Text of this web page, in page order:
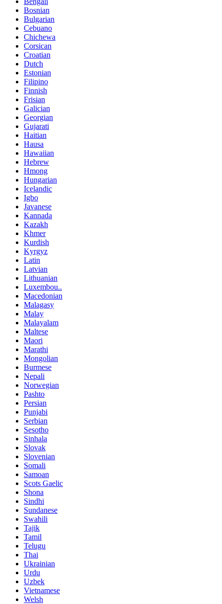
Bosnian
Bulgarian
Cebuano
Chichewa
Corsican
Croatian
Dutch
Estonian
Filipino
Finnish
Frisian
Galician
Georgian
Gujarati
Haitian
Hausa
Hawaiian
Hebrew
Hmong
Hungarian
Icelandic
Igbo
Javanese
Kannada
Kazakh
Khmer
Kurdish
Kyrgyz
Latin
Latvian
Lithuanian
Luxembou..
Macedonian
Malagasy
Malay
Malayalam
Maltese
Maori
Marathi
Mongolian
Burmese
Nepali
Norwegian
Pashto
Persian
Punjabi
Serbian
Sesotho
Sinhala
Slovak
Slovenian
Somali
Samoan
Scots Gaelic
Shona
Sindhi
Sundanese
Swahili
Tajik
Tamil
Telugu
Thai
Ukrainian
Urdu
Uzbek
Vietnamese
Welsh